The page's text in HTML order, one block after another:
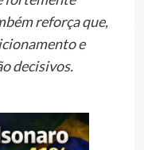
reforça que,
e
decisivos.